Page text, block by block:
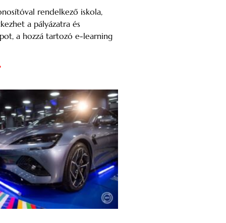
rendelkező iskola,
a pályázatra és
a hozzá tartozó e-learning